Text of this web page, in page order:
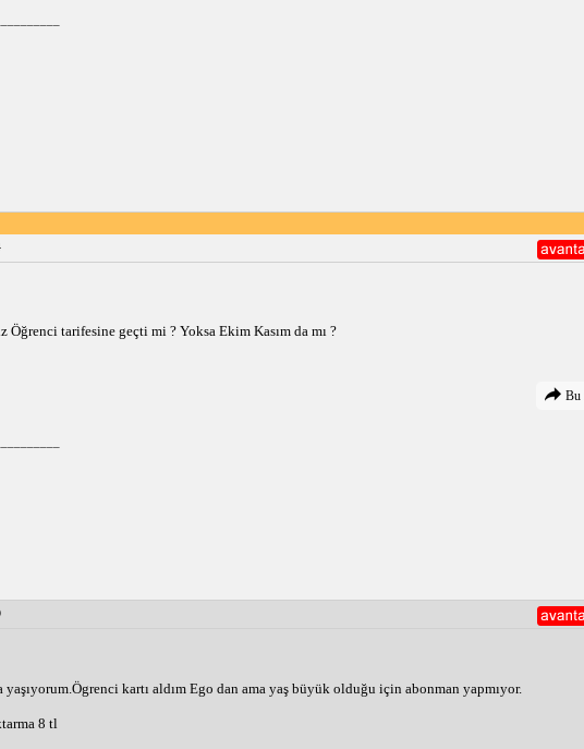
Öğrenci tarifesine geçti mi ? Yoksa Ekim Kasım da mı ?
Bu
yaşıyorum.Ögrenci kartı aldım Ego dan ama yaş büyük olduğu için abonman yapmıyor.
8 tl